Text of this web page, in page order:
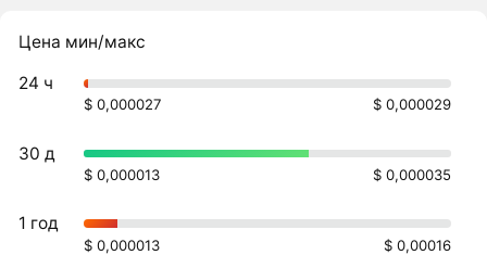
Цена мин/макс
24 ч
$ 0,000027 $ 0,000029
30 д
$ 0,000013 $ 0,000035
1 год
$ 0,000013 $ 0,00016